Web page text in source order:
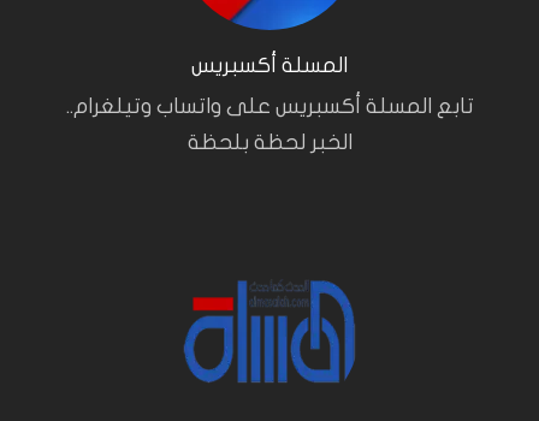
المسلة أكسبريس
تابع المسلة أكسبريس على واتساب وتيلغرام..
الخبر لحظة بلحظة